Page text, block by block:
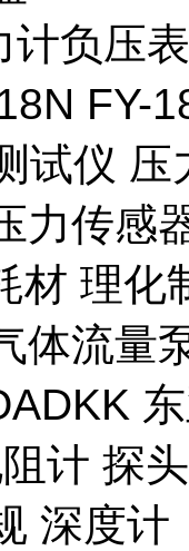
计负压
FY-
试仪
力传感
材 理化
体流量
计 探
深度